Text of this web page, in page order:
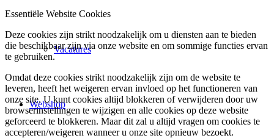
Vacatures
Webshop
Essentiële Website Cookies
Deze cookies zijn strikt noodzakelijk om u diensten aan te bieden
die beschikbaar zijn via onze website en om sommige functies ervan
te gebruiken.
Omdat deze cookies strikt noodzakelijk zijn om de website te
leveren, heeft het weigeren ervan invloed op het functioneren van
onze site. U kunt cookies altijd blokkeren of verwijderen door uw
browserinstellingen te wijzigen en alle cookies op deze website
geforceerd te blokkeren. Maar dit zal u altijd vragen om cookies te
accepteren/weigeren wanneer u onze site opnieuw bezoekt.